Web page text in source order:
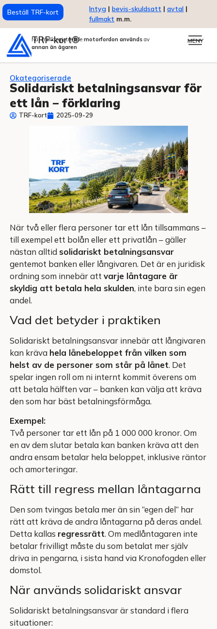
Beställ TRF-kort Intyg | bevis-skuldsatt | avtal |
fullmakt m.m.
TRF-kort®
När trafikregistrerade motorfordon används av
annan än ägaren
MENY
Okategoriserade
Solidariskt betalningsansvar för
ett lån – förklaring
TRF-kort 2025-09-29
När två eller flera personer tar ett lån tillsammans –
till exempel ett bolån eller ett privatlån – gäller
nästan alltid solidariskt betalningsansvar
gentemot banken eller långivaren. Det är en juridisk
ordning som innebär att varje låntagare är
skyldig att betala hela skulden, inte bara sin egen
andel.
Vad det betyder i praktiken
Solidariskt betalningsansvar innebär att långivaren
kan kräva hela lånebeloppet från vilken som
helst av de personer som står på lånet. Det
spelar ingen roll om ni internt kommit överens om
att betala hälften var – banken kan välja att kräva
den som har bäst betalningsförmåga.
Exempel:
Två personer tar ett lån på 1 000 000 kronor. Om
en av dem slutar betala kan banken kräva att den
andra ensam betalar hela beloppet, inklusive räntor
och amorteringar.
Rätt till regress mellan låntagarna
Den som tvingas betala mer än sin ”egen del” har
rätt att kräva de andra låntagarna på deras andel.
Detta kallas regressrätt. Om medlåntagaren inte
betalar frivilligt måste du som betalat mer själv
driva in pengarna, i sista hand via Kronofogden eller
domstol.
När används solidariskt ansvar
Solidariskt betalningsansvar är standard i flera
situationer: